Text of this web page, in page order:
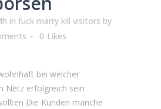
in fuck marry kill visitors by
0 Likes
bei welcher
Netz erfolgreich sein
Die Kunden manche